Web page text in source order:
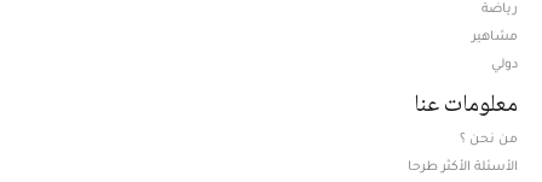
رياضة
مشاهير
دولي
معلومات عنا
من نحن ؟
الأسئلة الأكثر طرحا